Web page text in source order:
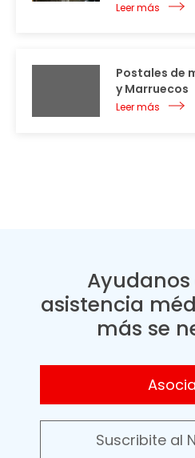
Leer más
Postales de
y Marruecos
Leer más
asistencia
más se
Suscribite al